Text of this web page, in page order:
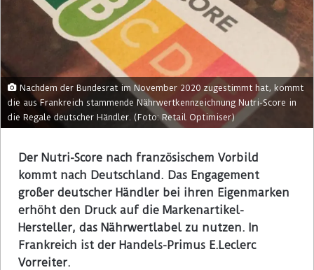
Nachdem der Bundesrat im November 2020 zugestimmt hat, kommt
die aus Frankreich stammende Nährwertkennzeichnung Nutri-Score in
die Regale deutscher Händler. (Foto: Retail Optimiser)
Der Nutri-Score nach französischem Vorbild
kommt nach Deutschland. Das Engagement
großer deutscher Händler bei ihren Eigenmarken
erhöht den Druck auf die Markenartikel-
Hersteller, das Nährwertlabel zu nutzen. In
Frankreich ist der Handels-Primus E.Leclerc
Vorreiter.